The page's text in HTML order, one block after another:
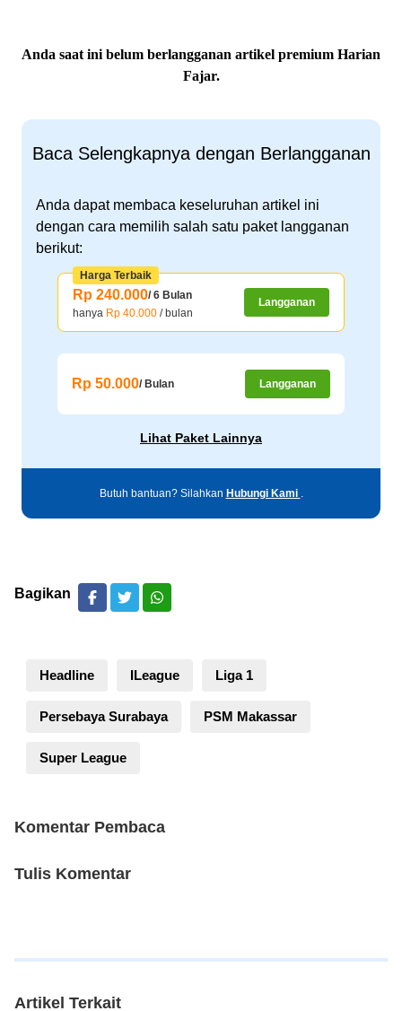
Anda saat ini belum berlangganan artikel premium Harian
Fajar.
Baca Selengkapnya dengan Berlangganan
Anda dapat membaca keseluruhan artikel ini
dengan cara memilih salah satu paket langganan
berikut:
Rp 240.000/ 6 Bulan
hanya Rp 40.000 / bulan
Langganan
Harga Terbaik
Rp 50.000/ Bulan Langganan
Lihat Paket Lainnya
Butuh bantuan? Silahkan Hubungi Kami
Bagikan
Headline ILeague Liga 1
Persebaya Surabaya PSM Makassar
Super League
Komentar Pembaca
Tulis Komentar
Artikel Terkait